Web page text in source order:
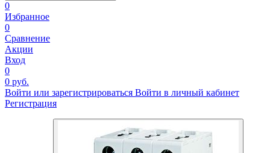
0
Избранное
0
Сравнение
Акции
Вход
0
0 руб.
Войти или зарегистрироваться Войти в личный кабинет
Регистрация